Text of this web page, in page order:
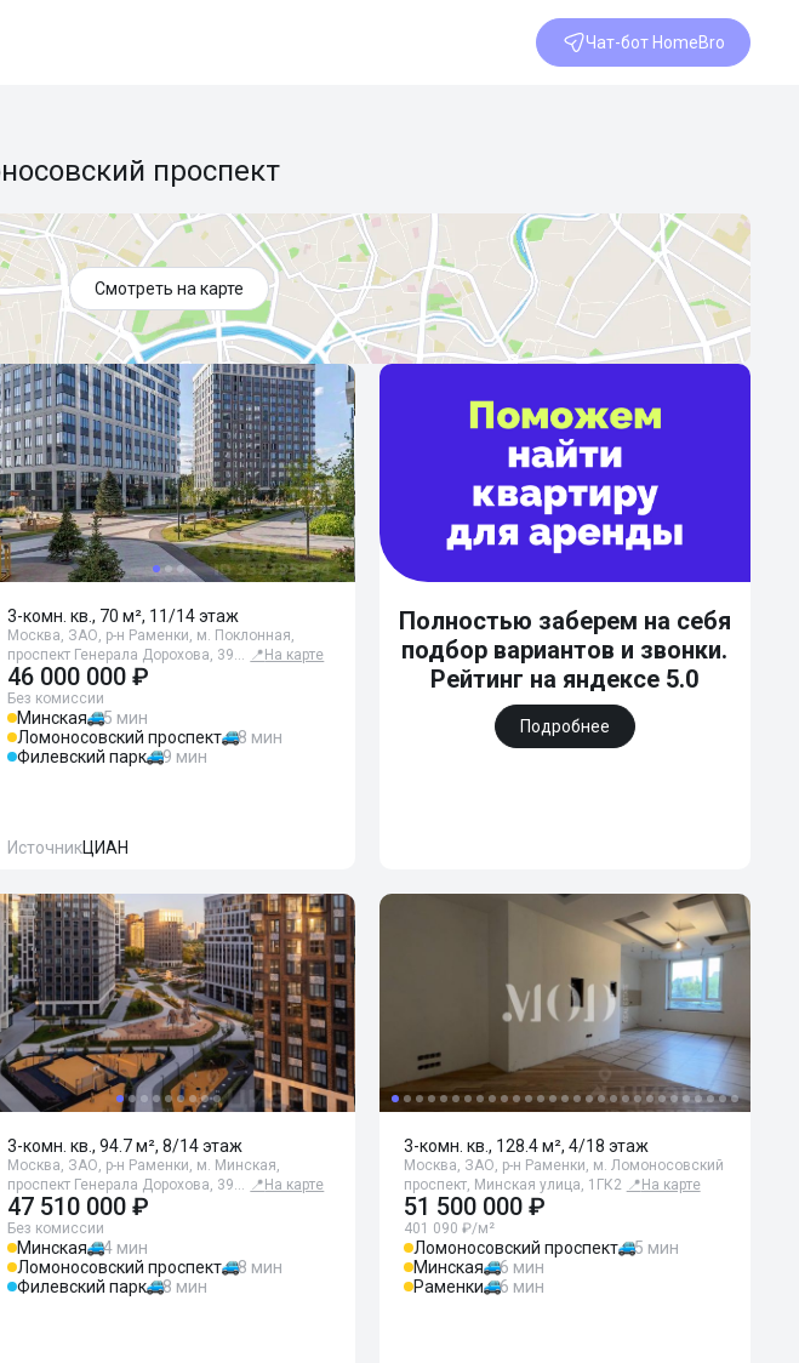
Чат-бот HomeBro
проспект
Смотреть на карте
3-комн. кв., 70 м², 11/14 этаж
Москва, ЗАО, р-н Раменки, м. Поклонная,
проспект Генерала Дорохова, 39… 📍 На карте
46 000 000 ₽
Без комиссии
Минская
5 мин
Ломоносовский проспект
8 мин
Филевский парк
9 мин
ИсточникЦИАН
Полностью заберем на себя
подбор вариантов и звонки.
Рейтинг на яндексе 5.0
Подробнее
3-комн. кв., 94.7 м², 8/14 этаж
Москва, ЗАО, р-н Раменки, м. Минская,
проспект Генерала Дорохова, 39… 📍 На карте
47 510 000 ₽
Без комиссии
Минская
4 мин
Ломоносовский проспект
8 мин
Филевский парк
8 мин
3-комн. кв., 128.4 м², 4/18 этаж
Москва, ЗАО, р-н Раменки, м. Ломоносовский
проспект, Минская улица, 1ГК2 📍 На карте
51 500 000 ₽
401 090 ₽/м²
Ломоносовский проспект
5 мин
Минская
6 мин
Раменки
6 мин